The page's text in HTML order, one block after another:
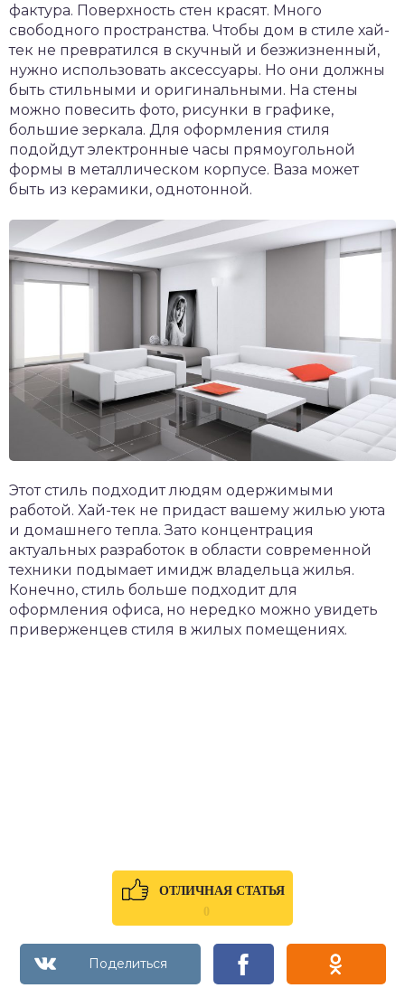
фактура. Поверхность стен красят. Много
свободного пространства. Чтобы дом в стиле хай-
тек не превратился в скучный и безжизненный,
нужно использовать аксессуары. Но они должны
быть стильными и оригинальными. На стены
можно повесить фото, рисунки в графике,
большие зеркала. Для оформления стиля
подойдут электронные часы прямоугольной
формы в металлическом корпусе. Ваза может
быть из керамики, однотонной.
Этот стиль подходит людям одержимыми
работой. Хай-тек не придаст вашему жилью уюта
и домашнего тепла. Зато концентрация
актуальных разработок в области современной
техники подымает имидж владельца жилья.
Конечно, стиль больше подходит для
оформления офиса, но нередко можно увидеть
приверженцев стиля в жилых помещениях.
ОТЛИЧНАЯ СТАТЬЯ
0